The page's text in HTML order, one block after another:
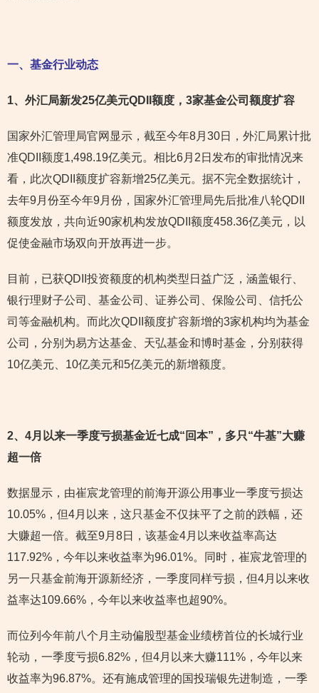
一、基金行业动态
1、外汇局新发25亿美元QDII额度，3家基金公司额度扩容
国家外汇管理局官网显示，截至今年8月30日，外汇局累计批
准QDII额度1,498.19亿美元。相比6月2日发布的审批情况来
看，此次QDII额度扩容新增25亿美元。据不完全数据统计，
去年9月份至今年9月份，国家外汇管理局先后批准八轮QDII
额度发放，共向近90家机构发放QDII额度458.36亿美元，以
促使金融市场双向开放再进一步。
目前，已获QDII投资额度的机构类型日益广泛，涵盖银行、
银行理财子公司、基金公司、证券公司、保险公司、信托公
司等金融机构。而此次QDII额度扩容新增的3家机构均为基金
公司，分别为易方达基金、天弘基金和博时基金，分别获得
10亿美元、10亿美元和5亿美元的新增额度。
2、4月以来一季度亏损基金近七成“回本”，多只“牛基”大赚
超一倍
数据显示，由崔宸龙管理的前海开源公用事业一季度亏损达
10.05%，但4月以来，这只基金不仅抹平了之前的跌幅，还
大赚超一倍。截至9月8日，该基金4月以来收益率高达
117.92%，今年以来收益率为96.01%。同时，崔宸龙管理的
另一只基金前海开源新经济，一季度同样亏损，但4月以来收
益率达109.66%，今年以来收益率也超90%。
而位列今年前八个月主动偏股型基金业绩榜首位的长城行业
轮动，一季度亏损6.82%，但4月以来大赚111%，今年以来
收益率为96.87%。还有施成管理的国投瑞银先进制造，一季